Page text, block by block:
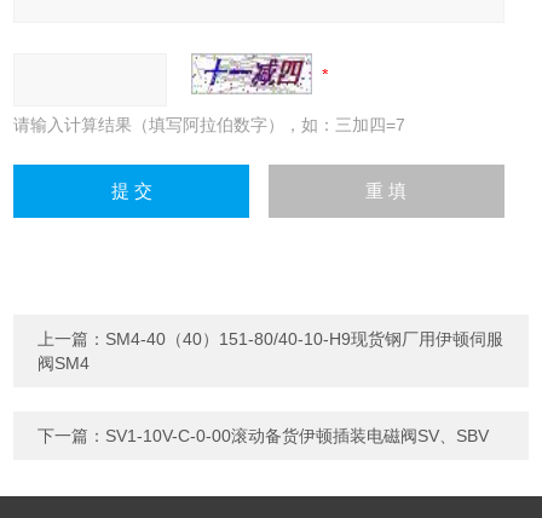
请输入计算结果（填写阿拉伯数字），如：三加四=7
上一篇： SM4-40（40）151-80/40-10-H9现货钢厂用伊顿伺服
阀SM4
下一篇： SV1-10V-C-0-00滚动备货伊顿插装电磁阀SV、SBV